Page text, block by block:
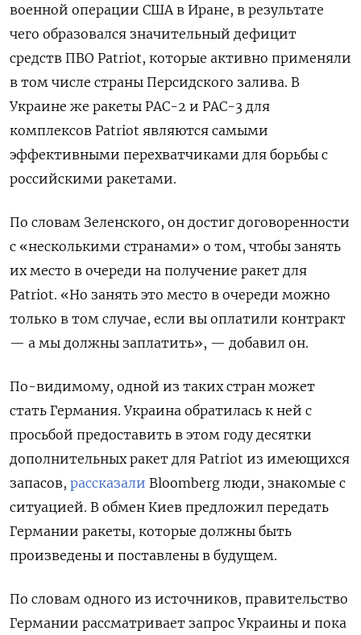
военной операции США в Иране, в результате
чего образовался значительный дефицит
средств ПВО Patriot, которые активно применяли
в том числе страны Персидского залива. В
Украине же ракеты PAC-2 и PAC-3 для
комплексов Patriot являются самыми
эффективными перехватчиками для борьбы с
российскими ракетами.
По словам Зеленского, он достиг договоренности
с «несколькими странами» о том, чтобы занять
их место в очереди на получение ракет для
Patriot. «Но занять это место в очереди можно
только в том случае, если вы оплатили контракт
— а мы должны заплатить», — добавил он.
По-видимому, одной из таких стран может
стать Германия. Украина обратилась к ней с
просьбой предоставить в этом году десятки
дополнительных ракет для Patriot из имеющихся
запасов, рассказали Bloomberg люди, знакомые с
ситуацией. В обмен Киев предложил передать
Германии ракеты, которые должны быть
произведены и поставлены в будущем.
По словам одного из источников, правительство
Германии рассматривает запрос Украины и пока